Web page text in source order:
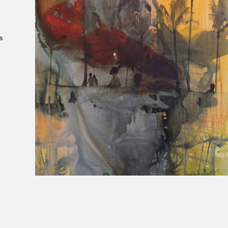
Le Salon dans la ville, espace
organisateur⋅rice
> SLM Pro